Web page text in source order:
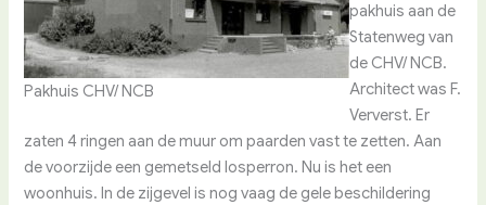
Pakhuis CHV/ NCB
pakhuis aan de
Statenweg van
de CHV/ NCB.
Architect was F.
Ververst. Er
zaten 4 ringen aan de muur om paarden vast te zetten. Aan
de voorzijde een gemetseld losperron. Nu is het een
woonhuis. In de zijgevel is nog vaag de gele beschildering